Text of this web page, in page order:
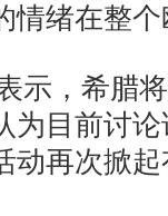
情绪在整
示，希腊
为目前讨
动再次掀